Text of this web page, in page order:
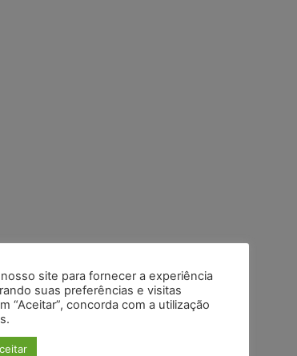
site para fornecer a experiência
suas preferências e visitas
“Aceitar”, concorda com a utilização